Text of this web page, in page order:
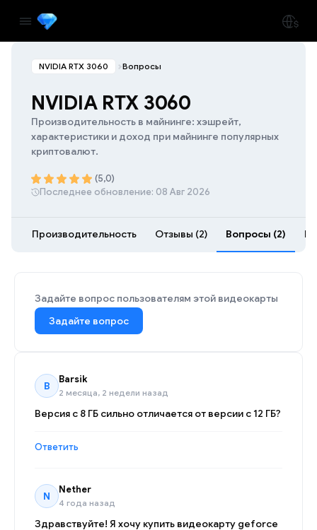
NVIDIA RTX 3060 Вопросы
NVIDIA RTX 3060
Производительность в майнинге: хэшрейт,
характеристики и доход при майнинге популярных
криптовалют.
(5,0)
Последнее обновление: 08 Авг 2026
Производительность Отзывы (2) Вопросы (2)
Задайте вопрос пользователям этой видеокарты
Задайте вопрос
B Barsik
2 месяца, 2 недели назад
Версия с 8 ГБ сильно отличается от версии с 12 ГБ?
Ответить
N Nether
4 года назад
Здравствуйте! Я хочу купить видеокарту geforce